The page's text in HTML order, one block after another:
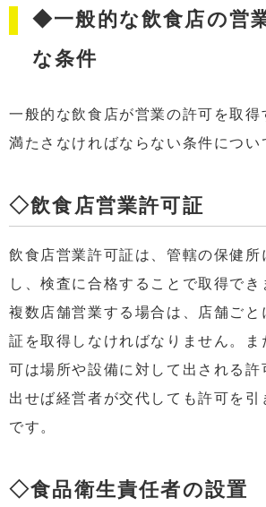
◆一般的な飲食店の営
な条件
一般的な飲食店が営業の許可を取得
満たさなければならない条件につい
◇飲食店営業許可証
飲食店営業許可証は、管轄の保健所
し、検査に合格することで取得でき
複数店舗営業する場合は、店舗ごと
証を取得しなければなりません。ま
可は場所や設備に対して出される許
出せば経営者が交代しても許可を引
です。
◇食品衛生責任者の設置